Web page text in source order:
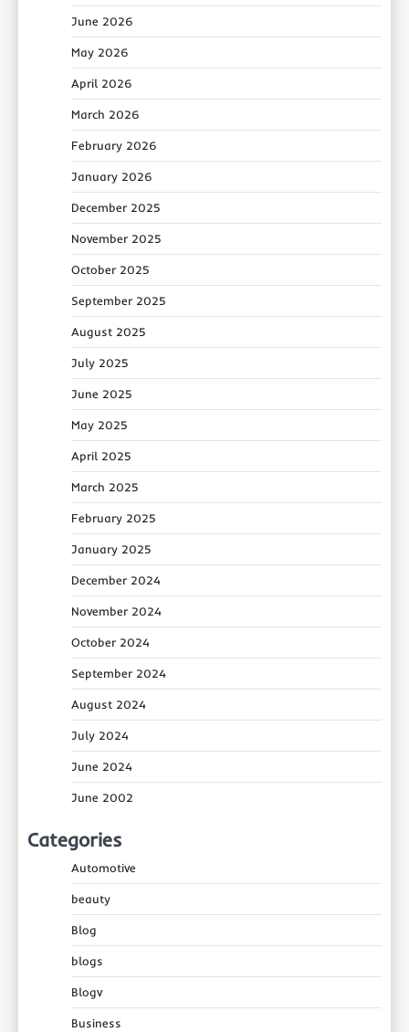
June 2026
May 2026
April 2026
March 2026
February 2026
January 2026
December 2025
November 2025
October 2025
September 2025
August 2025
July 2025
June 2025
May 2025
April 2025
March 2025
February 2025
January 2025
December 2024
November 2024
October 2024
September 2024
August 2024
July 2024
June 2024
June 2002
Categories
Automotive
beauty
Blog
blogs
Blogv
Business